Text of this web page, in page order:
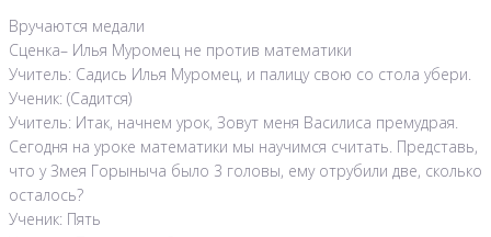
Вручаются медали
Сценка– Илья Муромец не против математики
Учитель: Садись Илья Муромец, и палицу свою со стола убери.
Ученик: (Садится)
Учитель: Итак, начнем урок, Зовут меня Василиса премудрая.
Сегодня на уроке математики мы научимся считать. Представь,
что у Змея Горыныча было 3 головы, ему отрубили две, сколько
осталось?
Ученик: Пять